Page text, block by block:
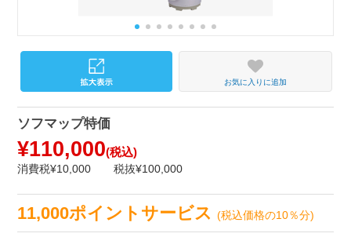
お気に入りに追加
ソフマップ特価
¥110,000(税込)
消費税¥10,000 税抜¥100,000
11,000ポイントサービス(税込価格の10％分)